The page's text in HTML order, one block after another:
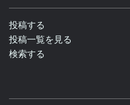
投稿する
投稿一覧を見る
検索する